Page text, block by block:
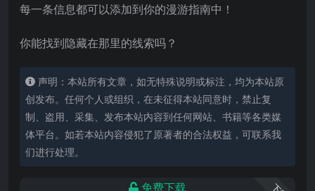
每一条信息都可以添加到你的漫游指南中！
你能找到隐藏在那里的线索吗？
声明：本站所有文章，如无特殊说明或标注，均为本站原
创发布。任何个人或组织，在未征得本站同意时，禁止复
制、盗用、采集、发布本站内容到任何网站、书籍等各类媒
体平台。如若本站内容侵犯了原著者的合法权益，可联系我
们进行处理。
免费下载